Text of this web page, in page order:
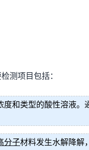
测项目包括：
和类型的酸性溶液
分子材料发生水解降解